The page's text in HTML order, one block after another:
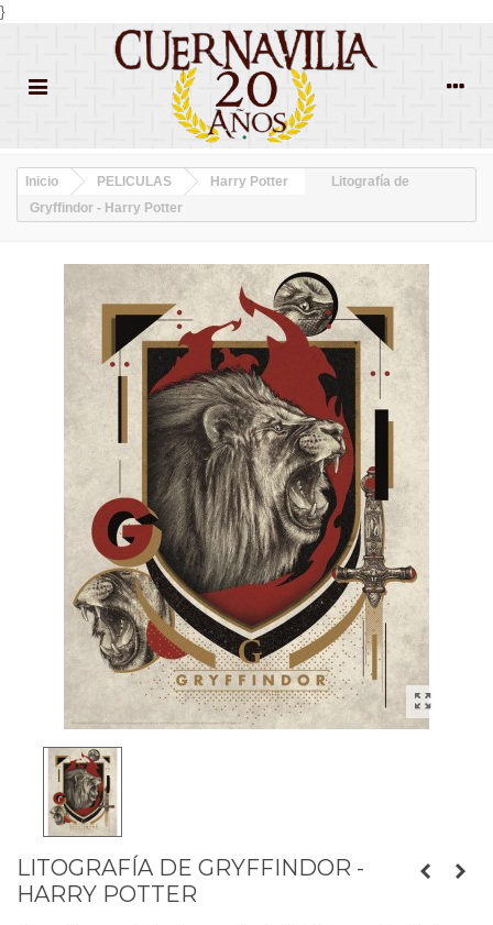
}
Inicio PELICULAS Harry Potter
Litografía de
Gryffindor - Harry Potter
LITOGRAFÍA DE GRYFFINDOR -
HARRY POTTER